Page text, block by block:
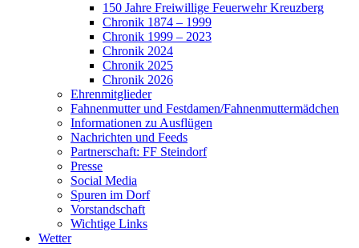
150 Jahre Freiwillige Feuerwehr Kreuzberg
Chronik 1874 – 1999
Chronik 1999 – 2023
Chronik 2024
Chronik 2025
Chronik 2026
Ehrenmitglieder
Fahnenmutter und Festdamen/Fahnenmuttermädchen
Informationen zu Ausflügen
Nachrichten und Feeds
Partnerschaft: FF Steindorf
Presse
Social Media
Spuren im Dorf
Vorstandschaft
Wichtige Links
Wetter